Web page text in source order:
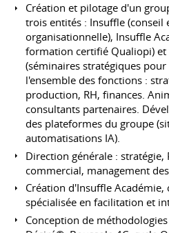
Création et pilotage d'un
trois entités : Insuffle
organisationnelle), Insuffle
formation certifié Qualiopi)
(séminaires stratégiques
l'ensemble des fonctions :
production, RH, finances.
consultants partenaires.
des plateformes du groupe
automatisations IA).
Direction générale :
commercial, management
Création d'Insuffle
spécialisée en facilitation et
Conception de